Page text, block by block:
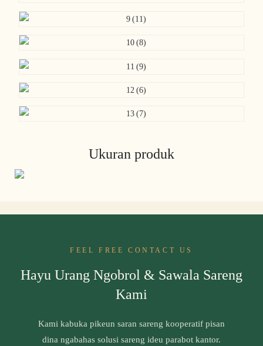
Ukuran produk
FEEL FREE CONTACT US
Hayu Urang Ngobrol & Sawala Sareng
Kami
Kami kabuka pikeun saran sareng kooperatif pisan
dina ngabahas solusi sareng ideu parabot kantor.